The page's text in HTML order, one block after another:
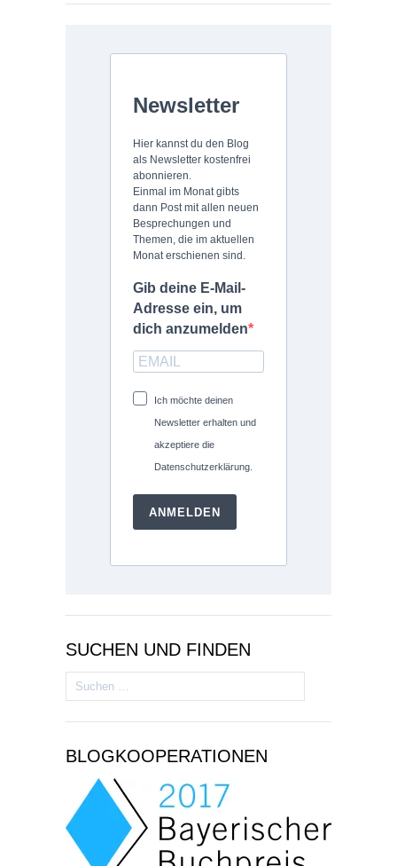
Newsletter
Hier kannst du den Blog
als Newsletter kostenfrei
abonnieren.
Einmal im Monat gibts
dann Post mit allen neuen
Besprechungen und
Themen, die im aktuellen
Monat erschienen sind.
Gib deine E-Mail-
Adresse ein, um
dich anzumelden
Ich möchte deinen
Newsletter erhalten und
akzeptiere die
Datenschutzerklärung.
ANMELDEN
SUCHEN UND FINDEN
Suchen
nach:
BLOGKOOPERATIONEN